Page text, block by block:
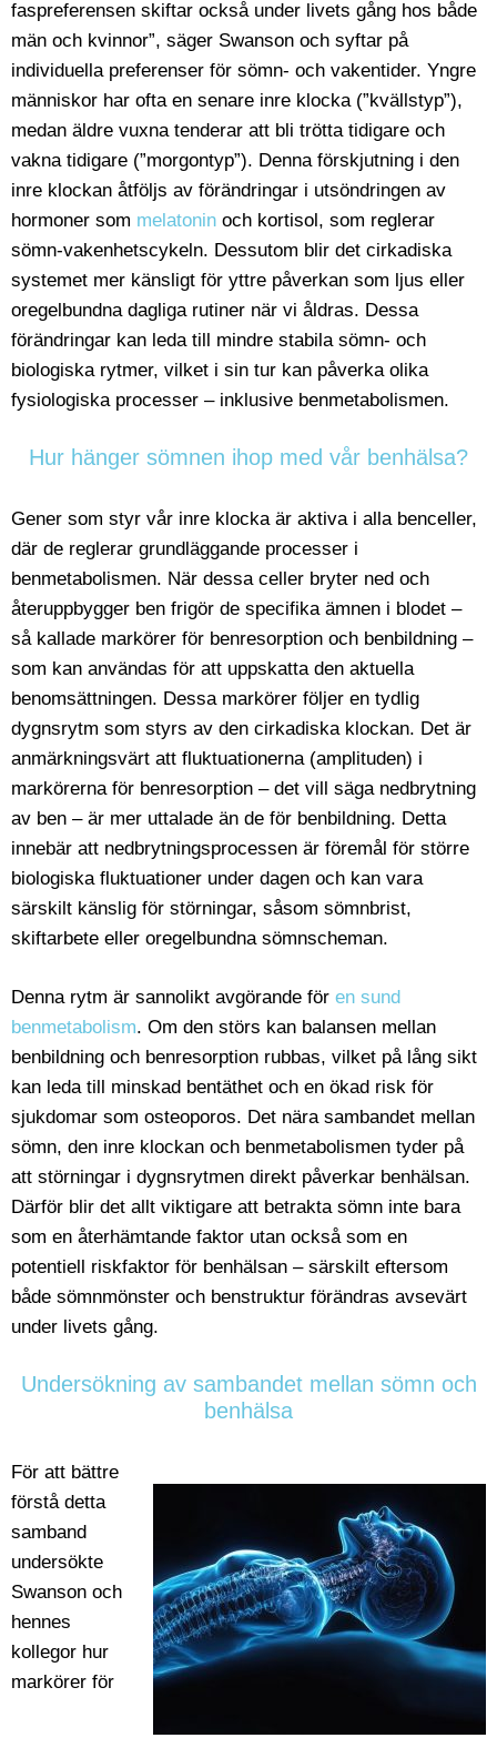
faspreferensen skiftar också under livets gång hos både
män och kvinnor”, säger Swanson och syftar på
individuella preferenser för sömn- och vakentider. Yngre
människor har ofta en senare inre klocka (”kvällstyp”),
medan äldre vuxna tenderar att bli trötta tidigare och
vakna tidigare (”morgontyp”). Denna förskjutning i den
inre klockan åtföljs av förändringar i utsöndringen av
hormoner som melatonin och kortisol, som reglerar
sömn-vakenhetscykeln. Dessutom blir det cirkadiska
systemet mer känsligt för yttre påverkan som ljus eller
oregelbundna dagliga rutiner när vi åldras. Dessa
förändringar kan leda till mindre stabila sömn- och
biologiska rytmer, vilket i sin tur kan påverka olika
fysiologiska processer – inklusive benmetabolismen.
Hur hänger sömnen ihop med vår benhälsa?
Gener som styr vår inre klocka är aktiva i alla benceller,
där de reglerar grundläggande processer i
benmetabolismen. När dessa celler bryter ned och
återuppbygger ben frigör de specifika ämnen i blodet –
så kallade markörer för benresorption och benbildning –
som kan användas för att uppskatta den aktuella
benomsättningen. Dessa markörer följer en tydlig
dygnsrytm som styrs av den cirkadiska klockan. Det är
anmärkningsvärt att fluktuationerna (amplituden) i
markörerna för benresorption – det vill säga nedbrytning
av ben – är mer uttalade än de för benbildning. Detta
innebär att nedbrytningsprocessen är föremål för större
biologiska fluktuationer under dagen och kan vara
särskilt känslig för störningar, såsom sömnbrist,
skiftarbete eller oregelbundna sömnscheman.
Denna rytm är sannolikt avgörande för en sund
benmetabolism. Om den störs kan balansen mellan
benbildning och benresorption rubbas, vilket på lång sikt
kan leda till minskad bentäthet och en ökad risk för
sjukdomar som osteoporos. Det nära sambandet mellan
sömn, den inre klockan och benmetabolismen tyder på
att störningar i dygnsrytmen direkt påverkar benhälsan.
Därför blir det allt viktigare att betrakta sömn inte bara
som en återhämtande faktor utan också som en
potentiell riskfaktor för benhälsan – särskilt eftersom
både sömnmönster och benstruktur förändras avsevärt
under livets gång.
Undersökning av sambandet mellan sömn och
benhälsa
För att bättre
förstå detta
samband
undersökte
Swanson och
hennes
kollegor hur
markörer för